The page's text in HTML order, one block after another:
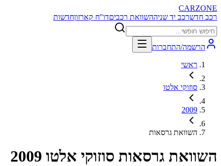
CARZONE
רכב חדשרכב יד שניההשוואת רכביםדו"ח קארזוןחדשות
הרשמה/התחברות
ראשי
סוזוקי אלטו
2009
השוואת גרסאות
השוואת גרסאות סוזוקי אלטו 2009